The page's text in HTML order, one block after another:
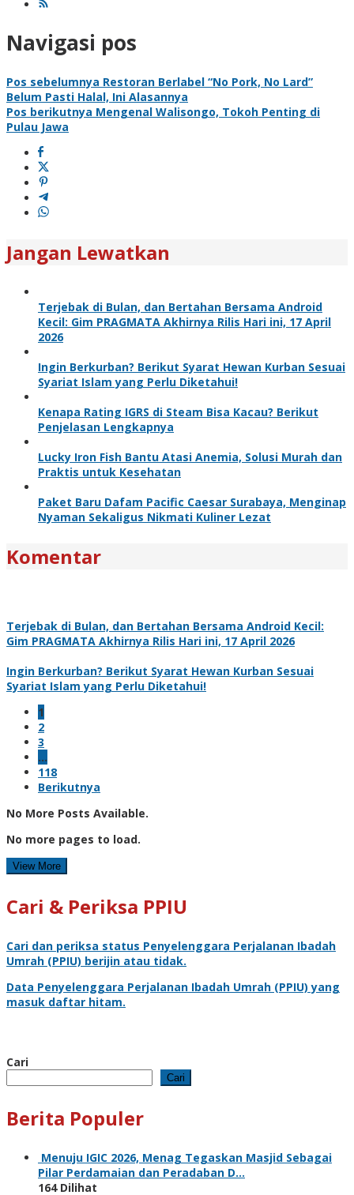
Navigasi pos
Pos sebelumnya Restoran Berlabel “No Pork, No Lard”
Belum Pasti Halal, Ini Alasannya
Pos berikutnya Mengenal Walisongo, Tokoh Penting di
Pulau Jawa
Jangan Lewatkan
Terjebak di Bulan, dan Bertahan Bersama Android
Kecil: Gim PRAGMATA Akhirnya Rilis Hari ini, 17 April
2026
Ingin Berkurban? Berikut Syarat Hewan Kurban Sesuai
Syariat Islam yang Perlu Diketahui!
Kenapa Rating IGRS di Steam Bisa Kacau? Berikut
Penjelasan Lengkapnya
Lucky Iron Fish Bantu Atasi Anemia, Solusi Murah dan
Praktis untuk Kesehatan
Paket Baru Dafam Pacific Caesar Surabaya, Menginap
Nyaman Sekaligus Nikmati Kuliner Lezat
Komentar
Terjebak di Bulan, dan Bertahan Bersama Android Kecil:
Gim PRAGMATA Akhirnya Rilis Hari ini, 17 April 2026
Ingin Berkurban? Berikut Syarat Hewan Kurban Sesuai
Syariat Islam yang Perlu Diketahui!
1
2
3
…
118
Berikutnya
No More Posts Available.
No more pages to load.
View More
Cari & Periksa PPIU
Cari dan periksa status Penyelenggara Perjalanan Ibadah
Umrah (PPIU) berijin atau tidak.
Data Penyelenggara Perjalanan Ibadah Umrah (PPIU) yang
masuk daftar hitam.
Cari
Cari
Berita Populer
Menuju IGIC 2026, Menag Tegaskan Masjid Sebagai
Pilar Perdamaian dan Peradaban D…
164 Dilihat